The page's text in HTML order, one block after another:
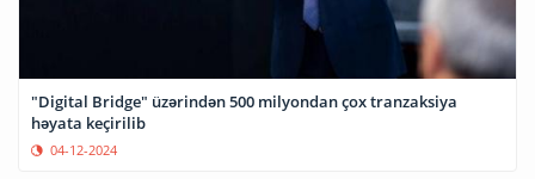
"Digital Bridge" üzərindən 500 milyondan çox tranzaksiya
həyata keçirilib
04-12-2024